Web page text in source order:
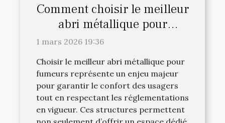
Comment choisir le meilleur
abri métallique pour
fumeurs ?
1 mars 2026 19:36
Choisir le meilleur abri métallique pour
fumeurs représente un enjeu majeur
pour garantir le confort des usagers
tout en respectant les réglementations
en vigueur. Ces structures permettent